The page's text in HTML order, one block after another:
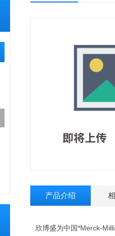
产品介绍
欣博盛为中国*Merck-